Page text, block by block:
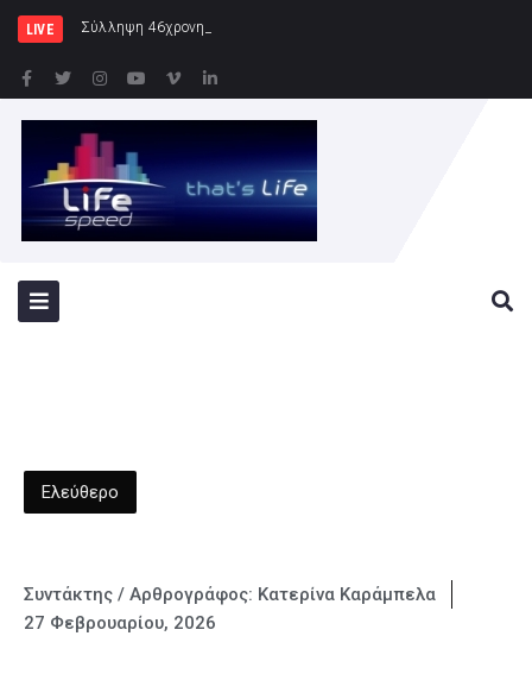
LIVE Σύλληψη 46χρονης για παράβαση της νομοθ
Ελεύθερο
Συντάκτης / Αρθρογράφος: Κατερίνα Καράμπελα
27 Φεβρουαρίου, 2026